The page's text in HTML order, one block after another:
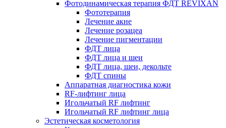
Фотодинамическая терапия ФДТ REVIXAN
Фототерапия
Лечение акне
Лечение розацеа
Лечение пигментации
ФДТ лица
ФДТ лица и шеи
ФДТ лица, шеи, декольте
ФДТ спины
Аппаратная диагностика кожи
RF-лифтинг лица
Игольчатый RF лифтинг
Игольчатый RF лифтинг лица
Эстетическая косметология